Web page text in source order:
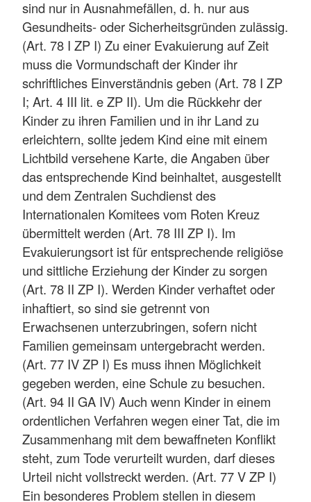
sind nur in Ausnahmefällen, d. h. nur aus
Gesundheits- oder Sicherheitsgründen zulässig.
(Art. 78 I ZP I) Zu einer Evakuierung auf Zeit
muss die Vormundschaft der Kinder ihr
schriftliches Einverständnis geben (Art. 78 I ZP
I; Art. 4 III lit. e ZP II). Um die Rückkehr der
Kinder zu ihren Familien und in ihr Land zu
erleichtern, sollte jedem Kind eine mit einem
Lichtbild versehene Karte, die Angaben über
das entsprechende Kind beinhaltet, ausgestellt
und dem Zentralen Suchdienst des
Internationalen Komitees vom Roten Kreuz
übermittelt werden (Art. 78 III ZP I). Im
Evakuierungsort ist für entsprechende religiöse
und sittliche Erziehung der Kinder zu sorgen
(Art. 78 II ZP I). Werden Kinder verhaftet oder
inhaftiert, so sind sie getrennt von
Erwachsenen unterzubringen, sofern nicht
Familien gemeinsam untergebracht werden.
(Art. 77 IV ZP I) Es muss ihnen Möglichkeit
gegeben werden, eine Schule zu besuchen.
(Art. 94 II GA IV) Auch wenn Kinder in einem
ordentlichen Verfahren wegen einer Tat, die im
Zusammenhang mit dem bewaffneten Konflikt
steht, zum Tode verurteilt wurden, darf dieses
Urteil nicht vollstreckt werden. (Art. 77 V ZP I)
Ein besonderes Problem stellen in diesem